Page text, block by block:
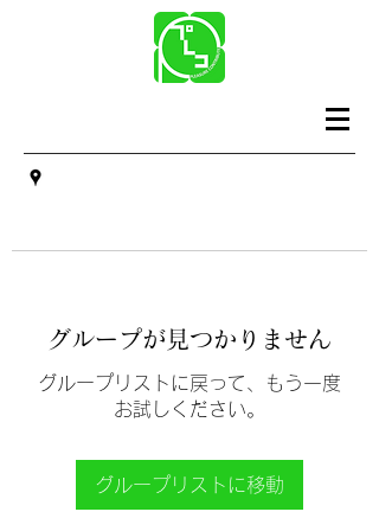
グループが見つかりません
グループリストに戻って、もう一度
お試しください。
グループリストに移動